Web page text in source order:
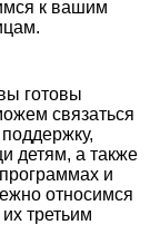
к вашим
готовы
связаться
детям, а также
и
относимся
третьим